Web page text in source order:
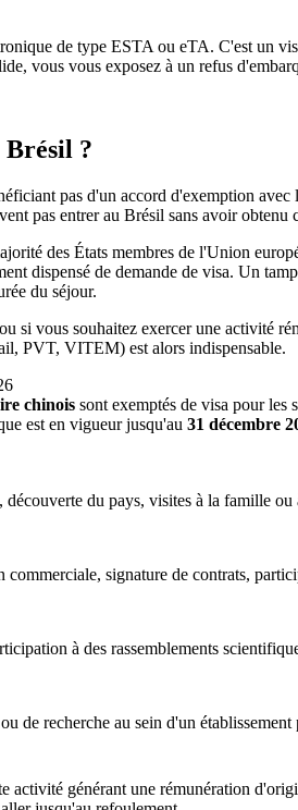
de type ESTA ou eTA. C'est un
vous vous exposez à un refus
Brésil ?
pas d'un accord d'exemption
pas entrer au Brésil sans avoir obtenu
des États membres de l'Union
dispensé de demande de visa. Un
du séjour.
si vous souhaitez exercer une activité
PVT, VITEM) est alors indispensable.
chinois sont exemptés de visa pour les
est en vigueur jusqu'au 31 décembre
du pays, visites à la famille ou
signature de contrats,
à des rassemblements
de recherche au sein d'un
activité générant une rémunération